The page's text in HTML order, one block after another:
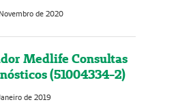
de 2020
Medlife Consultas
(51004334-2)
de 2019